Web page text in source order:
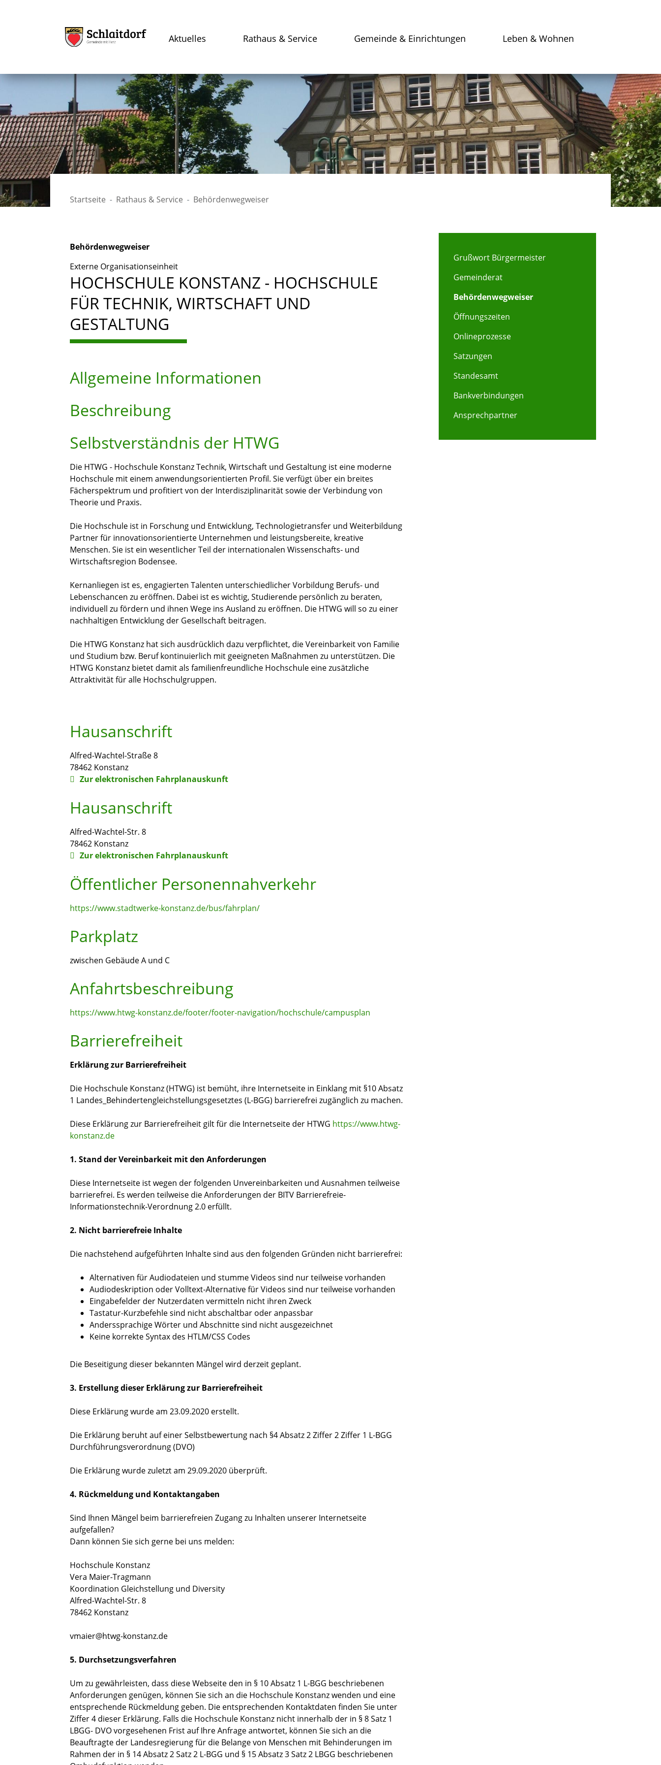
Aktuelles Rathaus & Service Gemeinde & Einrichtungen Leben & Wohnen
Startseite Rathaus & Service Behördenwegweiser
Behördenwegweiser
Externe Organisationseinheit
HOCHSCHULE KONSTANZ - HOCHSCHULE
FÜR TECHNIK, WIRTSCHAFT UND
GESTALTUNG
Allgemeine Informationen
Beschreibung
Selbstverständnis der HTWG
Die HTWG - Hochschule Konstanz Technik, Wirtschaft und Gestaltung ist eine moderne
Hochschule mit einem anwendungsorientierten Profil. Sie verfügt über ein breites
Fächerspektrum und profitiert von der Interdisziplinarität sowie der Verbindung von
Theorie und Praxis.
Die Hochschule ist in Forschung und Entwicklung, Technologietransfer und Weiterbildung
Partner für innovationsorientierte Unternehmen und leistungsbereite, kreative
Menschen. Sie ist ein wesentlicher Teil der internationalen Wissenschafts- und
Wirtschaftsregion Bodensee.
Kernanliegen ist es, engagierten Talenten unterschiedlicher Vorbildung Berufs- und
Lebenschancen zu eröffnen. Dabei ist es wichtig, Studierende persönlich zu beraten,
individuell zu fördern und ihnen Wege ins Ausland zu eröffnen. Die HTWG will so zu einer
nachhaltigen Entwicklung der Gesellschaft beitragen.
Die HTWG Konstanz hat sich ausdrücklich dazu verpflichtet, die Vereinbarkeit von Familie
und Studium bzw. Beruf kontinuierlich mit geeigneten Maßnahmen zu unterstützen. Die
HTWG Konstanz bietet damit als familienfreundliche Hochschule eine zusätzliche
Attraktivität für alle Hochschulgruppen.
Hausanschrift
Alfred-Wachtel-Straße 8
78462 Konstanz
Zur elektronischen Fahrplanauskunft
Hausanschrift
Alfred-Wachtel-Str. 8
78462 Konstanz
Zur elektronischen Fahrplanauskunft
Öffentlicher Personennahverkehr
https://www.stadtwerke-konstanz.de/bus/fahrplan/
Parkplatz
zwischen Gebäude A und C
Anfahrtsbeschreibung
https://www.htwg-konstanz.de/footer/footer-navigation/hochschule/campusplan
Barrierefreiheit
Erklärung zur Barrierefreiheit
Die Hochschule Konstanz (HTWG) ist bemüht, ihre Internetseite in Einklang mit §10 Absatz
1 Landes_Behindertengleichstellungsgesetztes (L-BGG) barrierefrei zugänglich zu machen.
Diese Erklärung zur Barrierefreiheit gilt für die Internetseite der HTWG https://www.htwg-
konstanz.de
1. Stand der Vereinbarkeit mit den Anforderungen
Diese Internetseite ist wegen der folgenden Unvereinbarkeiten und Ausnahmen teilweise
barrierefrei. Es werden teilweise die Anforderungen der BITV Barrierefreie-
Informationstechnik-Verordnung 2.0 erfüllt.
2. Nicht barrierefreie Inhalte
Die nachstehend aufgeführten Inhalte sind aus den folgenden Gründen nicht barrierefrei:
Alternativen für Audiodateien und stumme Videos sind nur teilweise vorhanden
Audiodeskription oder Volltext-Alternative für Videos sind nur teilweise vorhanden
Eingabefelder der Nutzerdaten vermitteln nicht ihren Zweck
Tastatur-Kurzbefehle sind nicht abschaltbar oder anpassbar
Anderssprachige Wörter und Abschnitte sind nicht ausgezeichnet
Keine korrekte Syntax des HTLM/CSS Codes
Die Beseitigung dieser bekannten Mängel wird derzeit geplant.
3. Erstellung dieser Erklärung zur Barrierefreiheit
Diese Erklärung wurde am 23.09.2020 erstellt.
Die Erklärung beruht auf einer Selbstbewertung nach §4 Absatz 2 Ziffer 2 Ziffer 1 L-BGG
Durchführungsverordnung (DVO)
Die Erklärung wurde zuletzt am 29.09.2020 überprüft.
4. Rückmeldung und Kontaktangaben
Sind Ihnen Mängel beim barrierefreien Zugang zu Inhalten unserer Internetseite
aufgefallen?
Dann können Sie sich gerne bei uns melden:
Hochschule Konstanz
Vera Maier-Tragmann
Koordination Gleichstellung und Diversity
Alfred-Wachtel-Str. 8
78462 Konstanz
vmaier@htwg-konstanz.de
5. Durchsetzungsverfahren
Um zu gewährleisten, dass diese Webseite den in § 10 Absatz 1 L-BGG beschriebenen
Anforderungen genügen, können Sie sich an die Hochschule Konstanz wenden und eine
entsprechende Rückmeldung geben. Die entsprechenden Kontaktdaten finden Sie unter
Ziffer 4 dieser Erklärung. Falls die Hochschule Konstanz nicht innerhalb der in § 8 Satz 1
LBGG- DVO vorgesehenen Frist auf Ihre Anfrage antwortet, können Sie sich an die
Beauftragte der Landesregierung für die Belange von Menschen mit Behinderungen im
Rahmen der in § 14 Absatz 2 Satz 2 L-BGG und § 15 Absatz 3 Satz 2 LBGG beschriebenen
Grußwort Bürgermeister
Gemeinderat
Behördenwegweiser
Öffnungszeiten
Onlineprozesse
Satzungen
Standesamt
Bankverbindungen
Ansprechpartner